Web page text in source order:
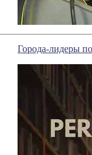
Города-лидеры